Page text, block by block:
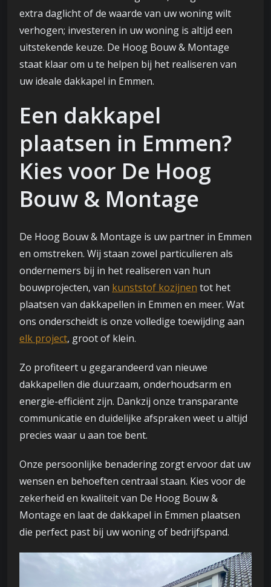
extra daglicht of de waarde van uw woning wilt
verhogen; investeren in uw woning is altijd een
uitstekende keuze. De Hoog Bouw & Montage
staat klaar om u te helpen bij het realiseren van
uw ideale dakkapel in Emmen.
Een dakkapel
plaatsen in Emmen?
Kies voor De Hoog
Bouw & Montage
De Hoog Bouw & Montage is uw partner in Emmen
en omstreken. Wij staan zowel particulieren als
ondernemers bij in het realiseren van hun
bouwprojecten, van kunststof kozijnen tot het
plaatsen van dakkapellen in Emmen en meer. Wat
ons onderscheidt is onze volledige toewijding aan
elk project, groot of klein.
Zo profiteert u gegarandeerd van nieuwe
dakkapellen die duurzaam, onderhoudsarm en
energie-efficiënt zijn. Dankzij onze transparante
communicatie en duidelijke afspraken weet u altijd
precies waar u aan toe bent.
Onze persoonlijke benadering zorgt ervoor dat uw
wensen en behoeften centraal staan. Kies voor de
zekerheid en kwaliteit van De Hoog Bouw &
Montage en laat de dakkapel in Emmen plaatsen
die perfect past bij uw woning of bedrijfspand.